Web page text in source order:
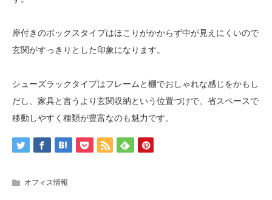
扉付きのボックスタイプはほこりがかからず中が見えにくいので
玄関がすっきりとした印象になります。
シューズラックタイプはフレームと棚でおしゃれな感じをかもし
だし、家具と言うより玄関収納という位置づけで、省スペースで
移動しやすく種類が豊富なのも魅力です。
オフィス情報